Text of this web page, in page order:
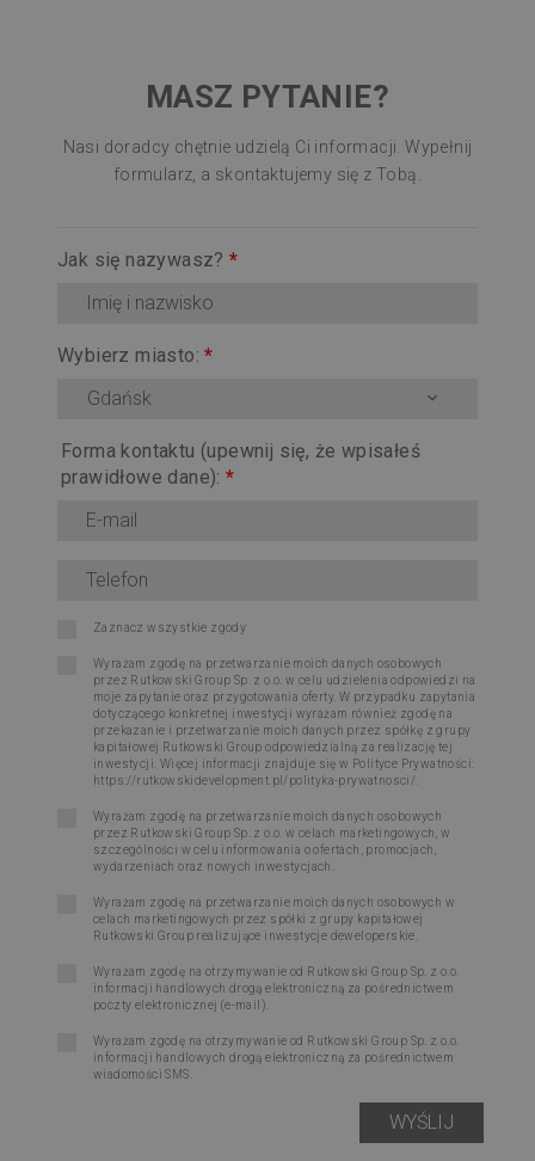
MASZ PYTANIE?
Nasi doradcy chętnie udzielą Ci informacji. Wypełnij
formularz, a skontaktujemy się z Tobą.
Jak się nazywasz?*
Wybierz miasto:*
Gdańsk
Forma kontaktu (upewnij się, że wpisałeś
prawidłowe dane):*
Zaznacz wszystkie zgody
Wyrażam zgodę na przetwarzanie moich danych osobowych
przez Rutkowski Group Sp. z o.o. w celu udzielenia odpowiedzi na
moje zapytanie oraz przygotowania oferty. W przypadku zapytania
dotyczącego konkretnej inwestycji wyrażam również zgodę na
przekazanie i przetwarzanie moich danych przez spółkę z grupy
kapitałowej Rutkowski Group odpowiedzialną za realizację tej
inwestycji. Więcej informacji znajduje się w Polityce Prywatności:
https://rutkowskidevelopment.pl/polityka-prywatnosci/
Wyrażam zgodę na przetwarzanie moich danych osobowych
przez Rutkowski Group Sp. z o.o. w celach marketingowych, w
szczególności w celu informowania o ofertach, promocjach,
wydarzeniach oraz nowych inwestycjach.
Wyrażam zgodę na przetwarzanie moich danych osobowych w
celach marketingowych przez spółki z grupy kapitałowej
Rutkowski Group realizujące inwestycje deweloperskie.
Wyrażam zgodę na otrzymywanie od Rutkowski Group Sp. z o.o.
informacji handlowych drogą elektroniczną za pośrednictwem
poczty elektronicznej (e-mail).
Wyrażam zgodę na otrzymywanie od Rutkowski Group Sp. z o.o.
informacji handlowych drogą elektroniczną za pośrednictwem
wiadomości SMS.